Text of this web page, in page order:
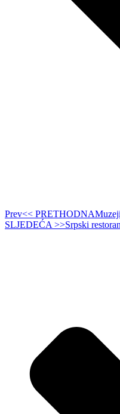
Prev<< PRETHODNA
SLJEDEĆA >>Srpski